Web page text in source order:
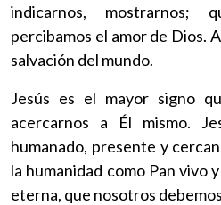
indicarnos, mostrarnos;
percibamos el amor de Dios.
salvación del mundo.
Jesús es el mayor signo
acercarnos a Él mismo.
humanado, presente y
la humanidad como Pan vivo
eterna, que nosotros